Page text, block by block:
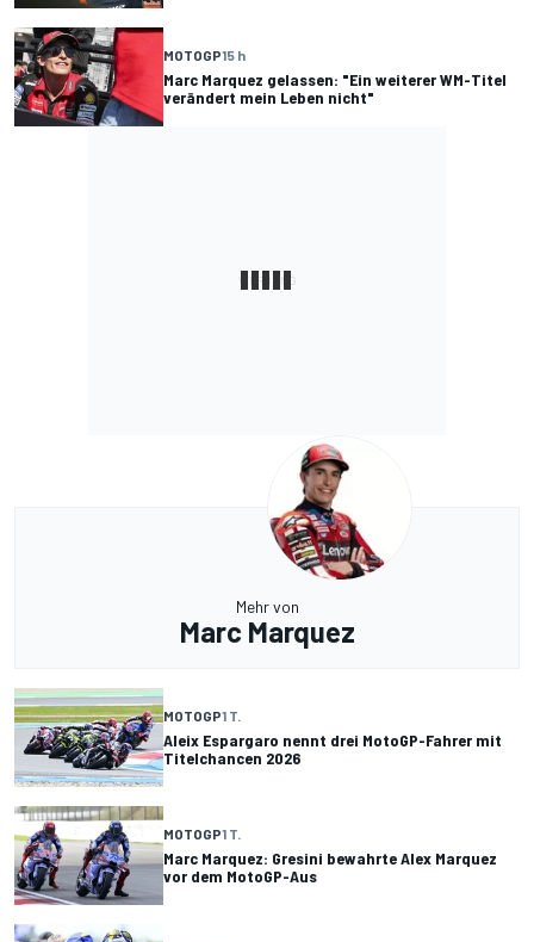
MOTOGP15 h
Marc Marquez gelassen: "Ein weiterer WM-Titel
verändert mein Leben nicht"
Mehr von
Marc Marquez
MOTOGP1 T.
Aleix Espargaro nennt drei MotoGP-Fahrer mit
Titelchancen 2026
MOTOGP1 T.
Marc Marquez: Gresini bewahrte Alex Marquez
vor dem MotoGP-Aus